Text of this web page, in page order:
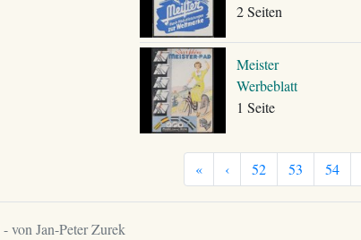
2 Seiten
Meister
Werbeblatt
1 Seite
« ‹ 52 53 54
- von Jan-Peter Zurek